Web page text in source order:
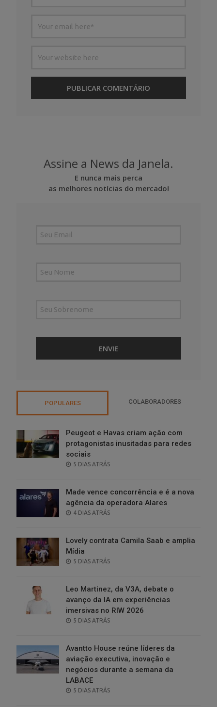
Assine a News da Janela.
E nunca mais perca
as melhores notícias do mercado!
POPULARES COLABORADORES
Peugeot e Havas criam ação com
protagonistas inusitadas para redes
sociais
POSTED
5 DIAS ATRÁS
Made vence concorrência e é a nova
agência da operadora Alares
POSTED
4 DIAS ATRÁS
Lovely contrata Camila Saab e amplia
Mídia
POSTED
5 DIAS ATRÁS
Leo Martinez, da V3A, debate o
avanço da IA em experiências
imersivas no RIW 2026
POSTED
5 DIAS ATRÁS
Avantto House reúne líderes da
aviação executiva, inovação e
negócios durante a semana da
LABACE
POSTED
5 DIAS ATRÁS